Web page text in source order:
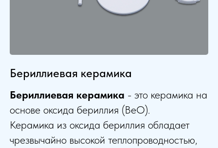
Бериллиевая керамика
Бериллиевая керамика - это керамика на
основе оксида бериллия (BeO).
Керамика из оксида бериллия обладает
чрезвычайно высокой теплопроводностью,